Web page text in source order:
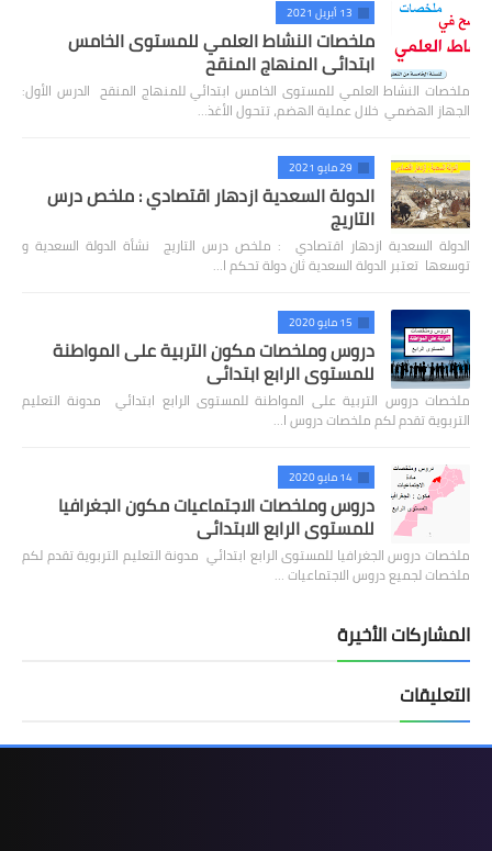
13 أبريل 2021
ملخصات النشاط العلمي للمستوى الخامس
ابتدائي المنهاج المنقح
ملخصات النشاط العلمي للمستوى الخامس ابتدائي للمنهاج المنقح الدرس الأول:
الجهاز الهضمي خلال عملية الهضم، تتحول الأغذ…
29 مايو 2021
الدولة السعدية ازدهار اقتصادي : ملخص درس
التاريج
الدولة السعدية ازدهار اقتصادي : ملخص درس التاريج نشأة الدولة السعدية و
توسعها تعتبر الدولة السعدية ثان دولة تحكم ا…
15 مايو 2020
دروس وملخصات مكون التربية على المواطنة
للمستوى الرابع ابتدائي
ملخصات دروس التربية على المواطنة للمستوى الرابع ابتدائي مدونة التعليم
التربوية تقدم لكم ملخصات دروس ا…
14 مايو 2020
دروس وملخصات الاجتماعيات مكون الجغرافيا
للمستوى الرابع الابتدائي
ملخصات دروس الجغرافيا للمستوى الرابع ابتدائي مدونة التعليم التربوية تقدم لكم
ملخصات لجميع دروس الاجتماعيات …
المشاركات الأخيرة
التعليقات